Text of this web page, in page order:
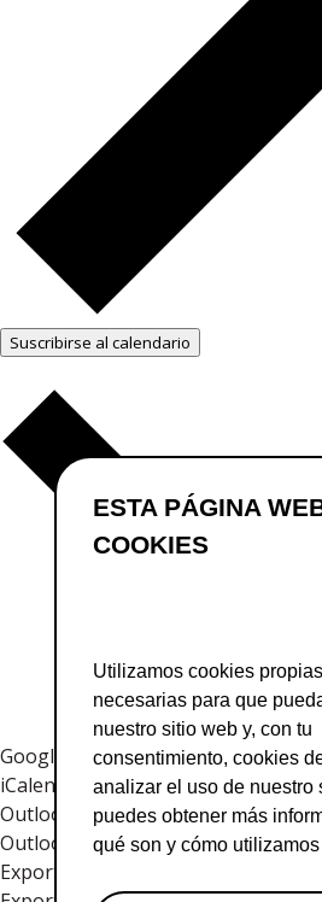
ESTA PÁGINA
COOKIES
Utilizamos cookies
necesarias para que
nuestro sitio web y, con tu
consentimiento, cookies
analizar el uso de nuestro
puedes obtener más
qué son y cómo
Suscribirse al calendario
Google Calendar
iCalendar
Outlook 365
Outlook Live
Exportar archivo .ics